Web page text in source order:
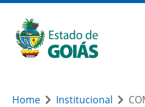
Home Institucional